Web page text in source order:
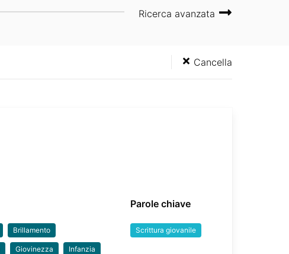
Ricerca avanzata
Cancella
Brillamento
Giovinezza Infanzia
Parole chiave
Scrittura giovanile